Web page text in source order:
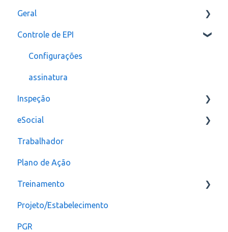
Última Versão
Versões anteriores
Geral
Usuários
Controle de EPI
Configurações
assinatura
Inspeção
Relatórios e Indicadores
Inspeção Visual
Plano de ação
Checklist
eSocial
Erros
Criação
CAT
Trabalhador
Plano de Ação
Treinamento
Configuração
Projeto/Estabelecimento
PGR